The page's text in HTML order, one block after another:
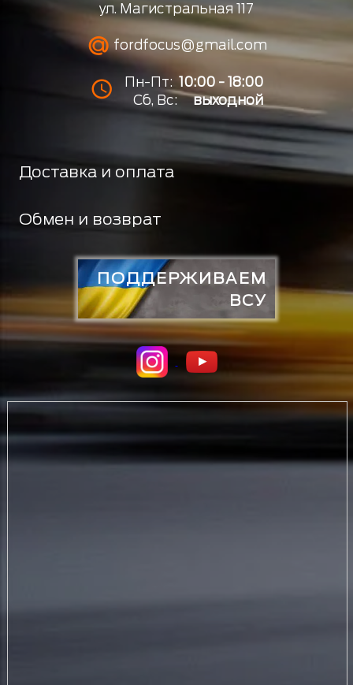
ул. Магистральная 117
fordfocus@gmail.com
Пн-Пт: 10:00 - 18:00
Сб, Вс:
выходной
Доставка и оплата
Обмен и возврат
ПОДДЕРЖИВАЕМ
ВСУ